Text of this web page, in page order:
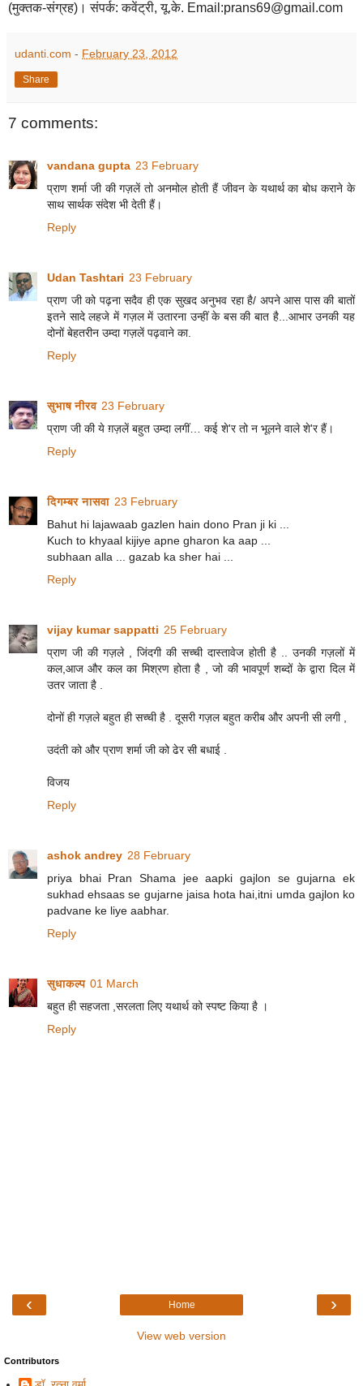
(मुक्तक-संग्रह)। संपर्क: कवेंट्री, यू.के. Email:prans69@gmail.com
udanti.com - February 23, 2012
Share
7 comments:
vandana gupta 23 February
प्राण शर्मा जी की गज़लें तो अनमोल होती हैं जीवन के यथार्थ का बोध कराने के
साथ सार्थक संदेश भी देती हैं।
Reply
Udan Tashtari 23 February
प्राण जी को पढ़ना सदैव ही एक सुखद अनुभव रहा है/ अपने आस पास की बातों
इतने सादे लहजे में गज़ल में उतारना उन्हीं के बस की बात है...आभार उनकी यह
दोनों बेहतरीन उम्दा गज़लें पढ़वाने का.
Reply
सुभाष नीरव 23 February
प्राण जी की ये ग़ज़लें बहुत उम्दा लगीं… कई शे'र तो न भूलने वाले शे'र हैं।
Reply
दिगम्बर नासवा 23 February
Bahut hi lajawaab gazlen hain dono Pran ji ki ...
Kuch to khyaal kijiye apne gharon ka aap ...
subhaan alla ... gazab ka sher hai ...
Reply
vijay kumar sappatti 25 February
प्राण जी की गज़ले , जिंदगी की सच्ची दास्तावेज होती है .. उनकी गज़लों में
कल,आज और कल का मिश्रण होता है , जो की भावपूर्ण शब्दों के द्वारा दिल में
उतर जाता है .
दोनों ही गज़ले बहुत ही सच्ची है . दूसरी गज़ल बहुत करीब और अपनी सी लगी ,
उदंती को और प्राण शर्मा जी को ढेर सी बधाई .
विजय
Reply
ashok andrey 28 February
priya bhai Pran Shama jee aapki gajlon se gujarna ek
sukhad ehsaas se gujarne jaisa hota hai,itni umda gajlon ko
padvane ke liye aabhar.
Reply
सुधाकल्प 01 March
बहुत ही सहजता ,सरलता लिए यथार्थ को स्पष्ट किया है ।
Reply
‹ ›
Home
View web version
Contributors